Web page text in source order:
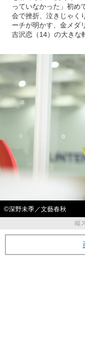
っていなかった」初め
会で挫折、泣きじゃく
ーチが明かす、金メダ
吉沢恋（14）の大きな
©深野未季／文藝春秋
縦